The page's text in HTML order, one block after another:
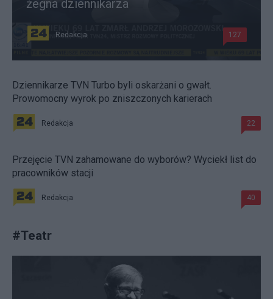
żegna dziennikarza
Redakcja 127
Dziennikarze TVN Turbo byli oskarżani o gwałt.
Prowomocny wyrok po zniszczonych karierach
Redakcja 22
Przejęcie TVN zahamowane do wyborów? Wyciekł list do
pracowników stacji
Redakcja 40
#Teatr